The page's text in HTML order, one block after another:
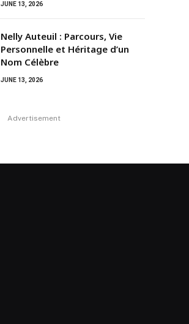
JUNE 13, 2026
Nelly Auteuil : Parcours, Vie
Personnelle et Héritage d’un
Nom Célèbre
JUNE 13, 2026
Advertisement